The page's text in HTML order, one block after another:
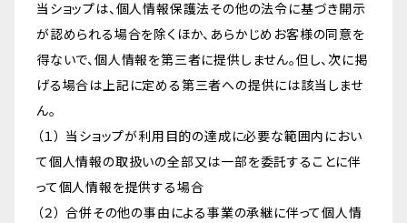
当ショップは、個人情報保護法その他の法令に基づき開示
が認められる場合を除くほか、あらかじめお客様の同意を
得ないで、個人情報を第三者に提供しません。但し、次に掲
げる場合は上記に定める第三者への提供には該当しませ
ん。
（１） 当ショップが利用目的の達成に必要な範囲内におい
て個人情報の取扱いの全部又は一部を委託することに伴
って個人情報を提供する場合
（２） 合併その他の事由による事業の承継に伴って個人情